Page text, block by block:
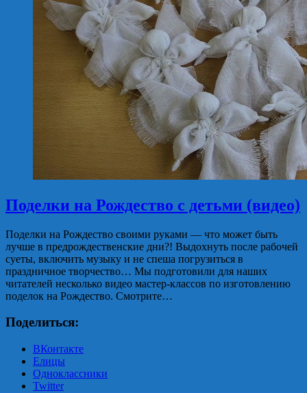
Поделки на Рождество с детьми (видео)
Поделки на Рождество своими руками — что может быть
лучше в предрождественские дни?! Выдохнуть после рабочей
суеты, включить музыку и не спеша погрузиться в
праздничное творчество… Мы подготовили для наших
читателей несколько видео мастер-классов по изготовлению
поделок на Рождество. Смотрите…
Поделиться:
ВКонтакте
Елицы
Одноклассники
Twitter